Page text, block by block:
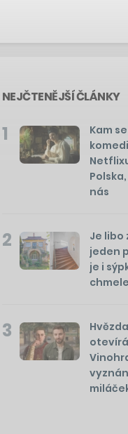
NEJČTENĚJŠÍ ČLÁNKY
1
Kam
nás
2
Je libo
jeden
je i
chmele
3